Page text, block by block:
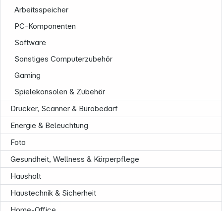
Arbeitsspeicher
PC-Komponenten
Software
Sonstiges Computerzubehör
Gaming
Spielekonsolen & Zubehör
Drucker, Scanner & Bürobedarf
Energie & Beleuchtung
Foto
Gesundheit, Wellness & Körperpflege
Haushalt
Haustechnik & Sicherheit
Informationen